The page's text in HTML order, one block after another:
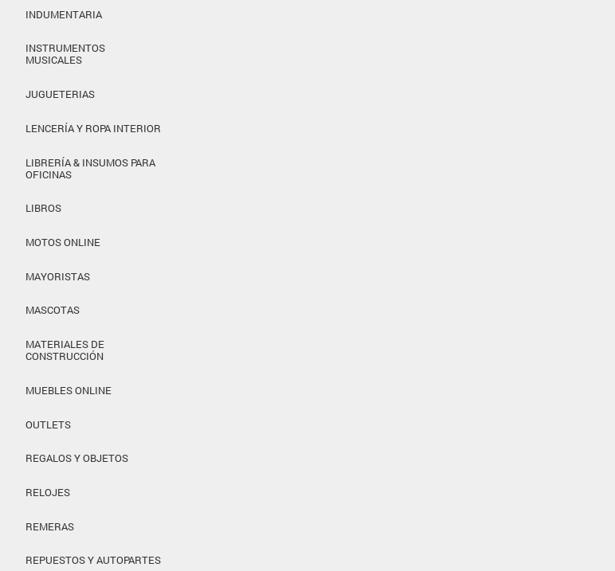
INDUMENTARIA
INSTRUMENTOS
MUSICALES
JUGUETERIAS
LENCERÍA Y ROPA INTERIOR
LIBRERÍA & INSUMOS PARA
OFICINAS
LIBROS
MOTOS ONLINE
MAYORISTAS
MASCOTAS
MATERIALES DE
CONSTRUCCIÓN
MUEBLES ONLINE
OUTLETS
REGALOS Y OBJETOS
RELOJES
REMERAS
REPUESTOS Y AUTOPARTES